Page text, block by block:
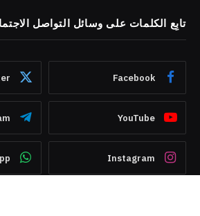
تابِع الكلمات على وسائل التواصل
Facebook
YouTube
Instagram